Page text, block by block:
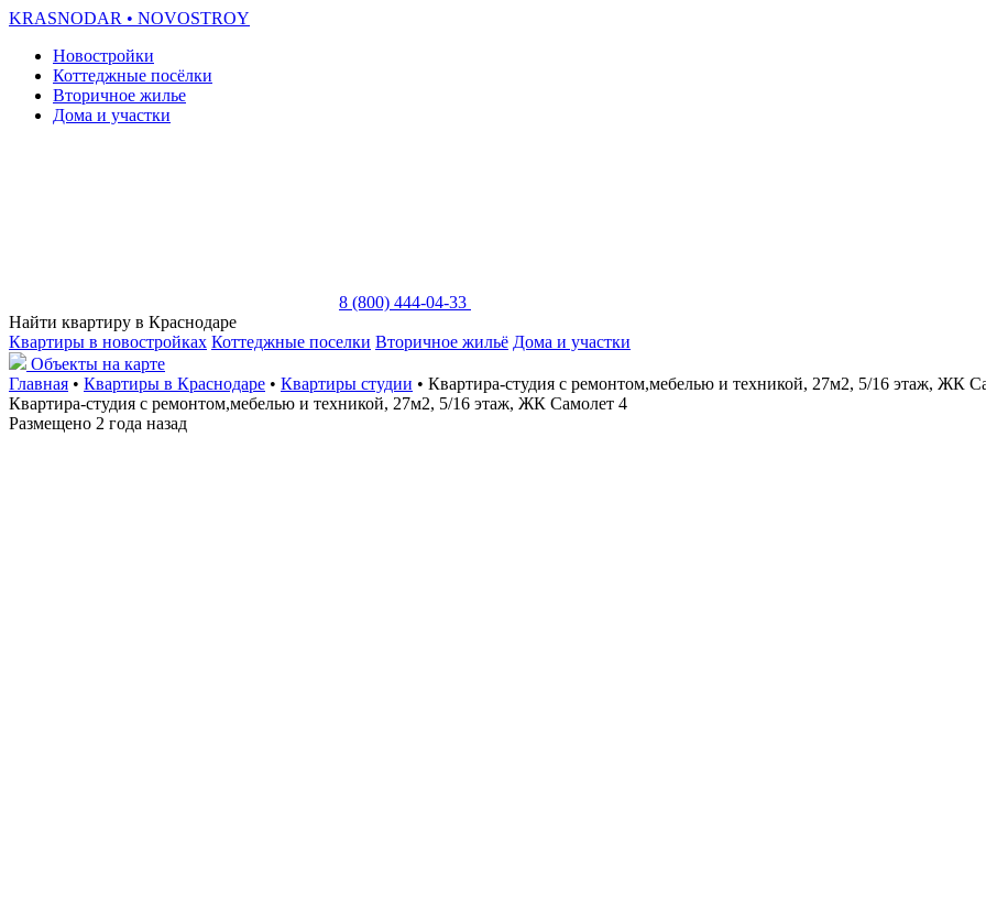
KRASNODAR • NOVOSTROY
Новостройки
Коттеджные посёлки
Вторичное жилье
Дома и участки
8 (800) 444-04-33
Найти квартиру в Краснодаре
Квартиры в новостройках Коттеджные поселки Вторичное жильё Дома и участки
Объекты на карте
Главная • Квартиры в Краснодаре • Квартиры студии • Квартира-студия с ремонтом,мебелью и техникой, 27м2, 5/16 этаж, ЖК
Квартира-студия с ремонтом,мебелью и техникой, 27м2, 5/16 этаж, ЖК Самолет 4
Размещено 2 года назад